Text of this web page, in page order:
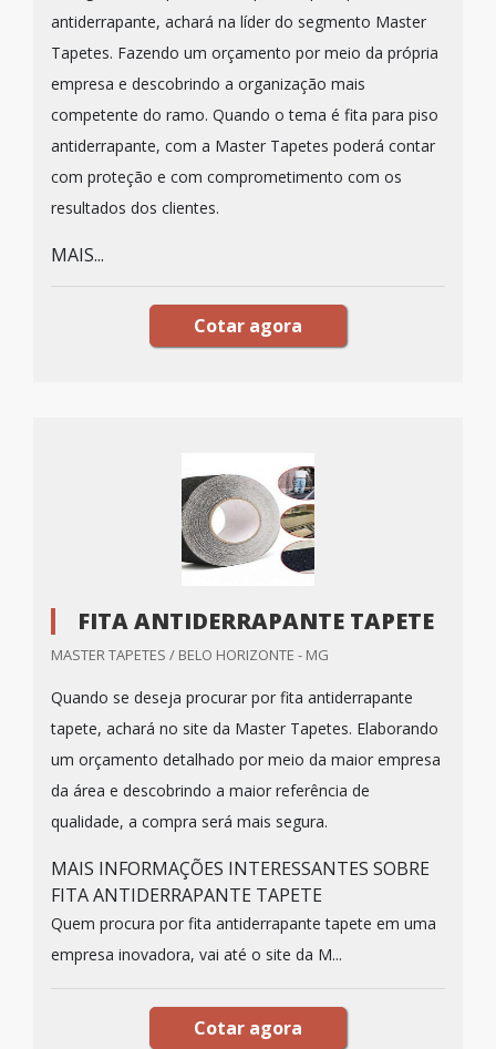
antiderrapante, achará na líder do segmento Master
Tapetes. Fazendo um orçamento por meio da própria
empresa e descobrindo a organização mais
competente do ramo. Quando o tema é fita para piso
antiderrapante, com a Master Tapetes poderá contar
com proteção e com comprometimento com os
resultados dos clientes.
MAIS...
Cotar agora
FITA ANTIDERRAPANTE TAPETE
MASTER TAPETES / BELO HORIZONTE - MG
Quando se deseja procurar por fita antiderrapante
tapete, achará no site da Master Tapetes. Elaborando
um orçamento detalhado por meio da maior empresa
da área e descobrindo a maior referência de
qualidade, a compra será mais segura.
MAIS INFORMAÇÕES INTERESSANTES SOBRE
FITA ANTIDERRAPANTE TAPETE
Quem procura por fita antiderrapante tapete em uma
empresa inovadora, vai até o site da M...
Cotar agora